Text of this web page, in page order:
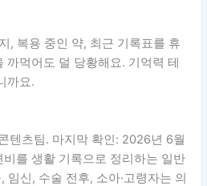
, 복용 중인 약, 최근 기록표를 휴
먹어도 덜 당황해요. 기억력 테
까요.
텐츠팀. 마지막 확인: 2026년 6월
를 생활 기록으로 정리하는 일반
임신, 수술 전후, 소아·고령자는 의